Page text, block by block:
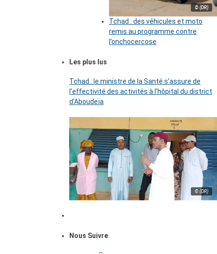
© (DR)
Tchad : des véhicules et moto
remis au programme contre
l’onchocercose
Les plus lus
Tchad : le ministre de la Santé s’assure de
l’effectivité des activités à l’hôpital du district
d’Aboudeïa
© (DR)
Nous Suivre